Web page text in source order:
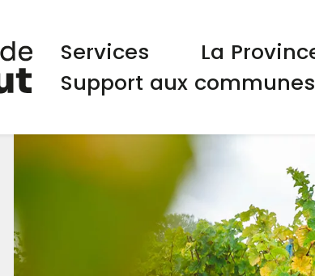
Navigation
Services La
Support aux communes